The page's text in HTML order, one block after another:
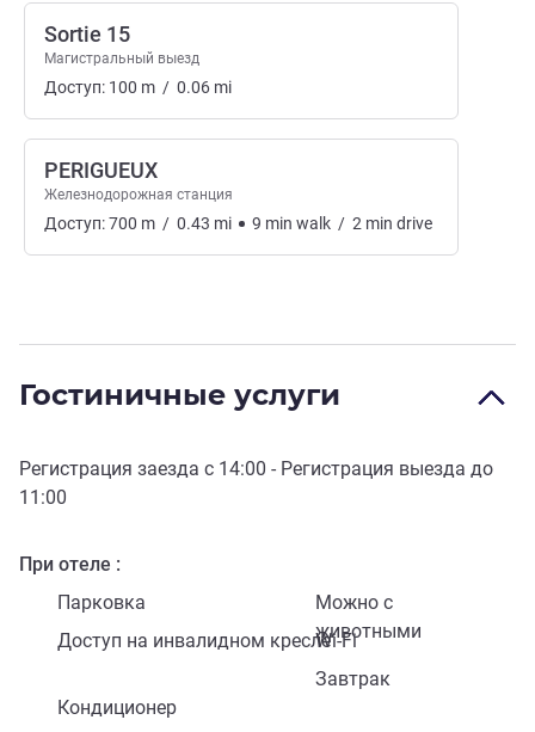
Sortie 15
Магистральный выезд
Доступ: 100 m / 0.06 mi
PERIGUEUX
Железнодорожная станция
Доступ:700 m / 0.43 mi 9 min walk / 2 min drive
Гостиничные услуги
Регистрация заезда с 14:00 - Регистрация выезда до
11:00
При отеле
Парковка
Можно с
животными
Доступ на инвалидном креслеWi-Fi
Кондиционер
Завтрак